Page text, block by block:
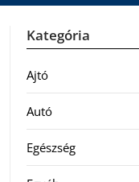
Kategória
Ajtó
Autó
Egészség